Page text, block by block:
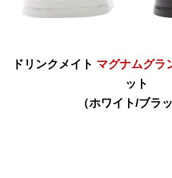
ドリンクメイト マグナムグラ
ット
（ホワイト/ブラッ